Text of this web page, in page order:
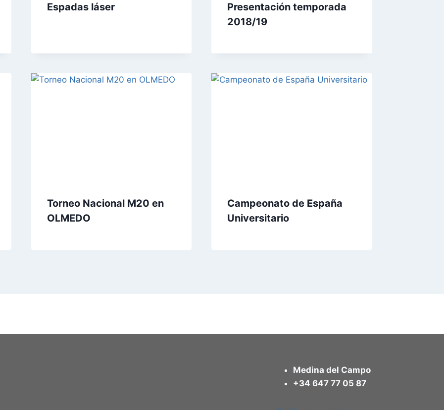
Espadas láser
Presentación temporada
2018/19
Torneo Nacional M20 en
OLMEDO
Campeonato de España
Universitario
Medina del Campo
+34 647 77 05 87